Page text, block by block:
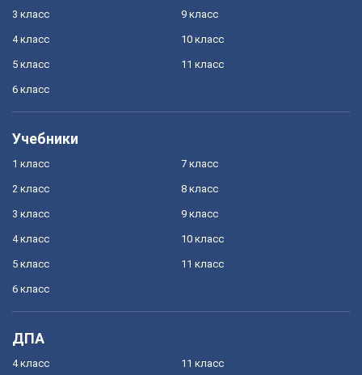
3 класс
4 класс
5 класс
6 класс
9 класс
10 класс
11 класс
Учебники
1 класс
2 класс
3 класс
4 класс
5 класс
6 класс
7 класс
8 класс
9 класс
10 класс
11 класс
ДПА
4 класс 11 класс